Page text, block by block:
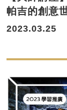
帕吉的創意
2023.03.25